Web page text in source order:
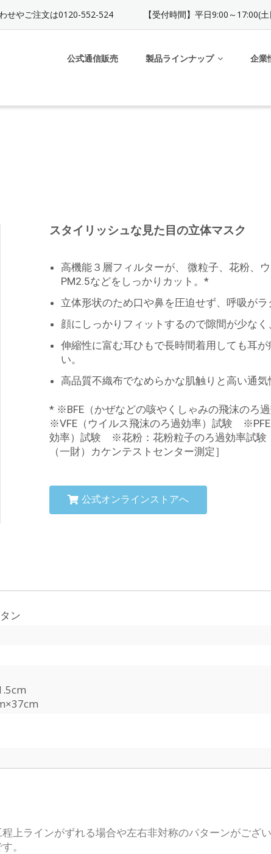
せやご注文は0120-552-524 【受付時間】平日9:00～17:00(
公式通信販売 製品ラインナップ 企業
スタイリッシュな見た目の立体マスク
高機能３層フィルターが、 微粒子、花粉、ウ
PM2.5などをしっかりカット。*
立体形状のため口や鼻を圧迫せず、呼吸がラ
顔にしっかりフィットするので隙間が少なく
伸縮性に富む耳ひもで長時間着用しても耳が
い。
高品質不織布でなめらかな肌触りと高い通気
* ※BFE（かぜなどの咳やくしゃみの飛沫のろ
※VFE（ウイルス飛沫のろ過効率）試験 ※PFE
効率）試験 ※花粉：花粉粒子のろ過効率試験
（一財）カケンテストセンター測定］
公式オンラインストアへ
ン
上ラインがずれる場合や左右非対称のパターンがござい
。